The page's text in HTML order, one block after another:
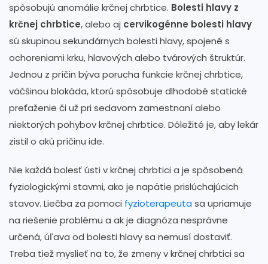
spôsobujú anomálie krčnej chrbtice. Bolesti hlavy z
krčnej chrbtice, alebo aj cervikogénne bolesti hlavy
sú skupinou sekundárnych bolesti hlavy, spojené s
ochoreniami krku, hlavových alebo tvárových štruktúr.
Jednou z príčin býva porucha funkcie krčnej chrbtice,
väčšinou blokáda, ktorú spôsobuje dlhodobé statické
preťaženie či už pri sedavom zamestnaní alebo
niektorých pohybov krčnej chrbtice. Dôležité je, aby lekár
zistil o akú príčinu ide.
Nie každá bolesť ústi v krčnej chrbtici a je spôsobená
fyziologickými stavmi, ako je napätie prislúchajúcich
stavov. Liečba za pomoci fyzioterapeutasa upriamuje
na riešenie problému a ak je diagnóza nesprávne
určená, úľava od bolesti hlavy sa nemusí dostaviť.
Treba tiež myslieť na to, že zmeny v krčnej chrbtici sa